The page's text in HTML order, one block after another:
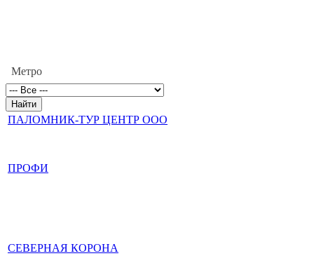
Метро
ПАЛОМНИК-ТУР ЦЕНТР ООО
ПРОФИ
СЕВЕРНАЯ КОРОНА